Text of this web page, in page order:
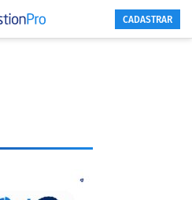
CADASTRAR